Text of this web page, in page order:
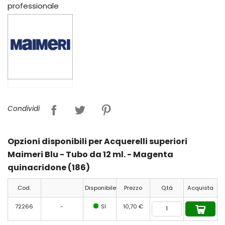
professionale
Condividi
Opzioni disponibili per Acquerelli superiori
Maimeri Blu - Tubo da 12 ml. - Magenta
quinacridone (186)
Cod. Disponibile Prezzo Q.tà Acquista
72266 - SI 10,70 €